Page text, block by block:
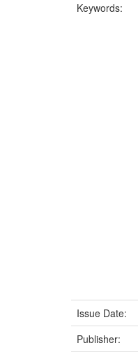
Keywords:
Issue Date:
Publisher: